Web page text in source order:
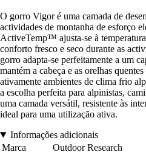
O gorro Vigor é uma camada de
actividades de montanha de esforço
ActiveTemp™ ajusta-se à
conforto fresco e seco durante as
gorro adapta-se perfeitamente a um
mantém a cabeça e as orelhas
ativamente ambientes de clima frio
a escolha perfeita para alpinistas,
uma camada versátil, resistente às
ideal para uma utilização ativa.
Informações adicionais
Marca
Outdoor Research